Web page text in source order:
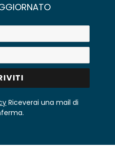
Riceverai una mail di